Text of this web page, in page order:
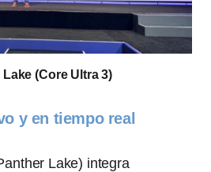
(Core Ultra 3)
y en tiempo real
Lake) integra